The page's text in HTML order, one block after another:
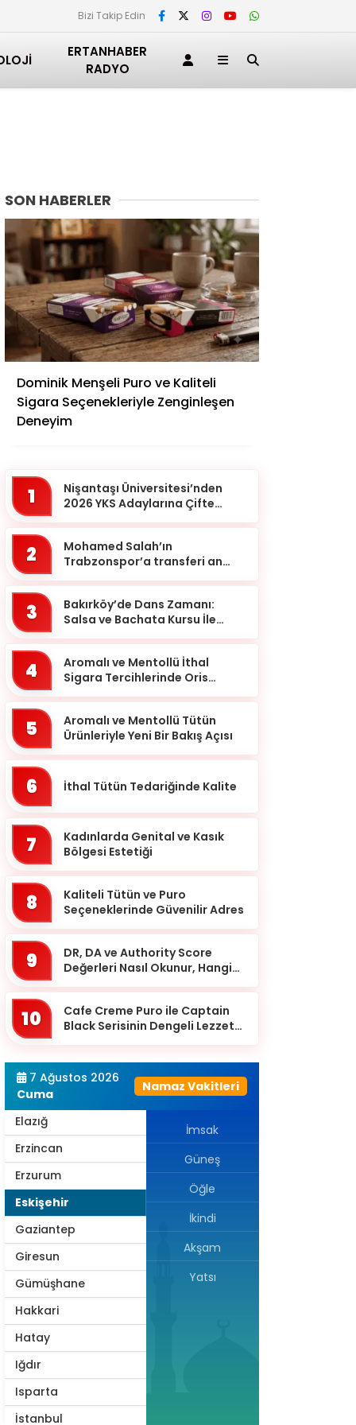
Bizi Takip Edin
ERTANHABER
RADYO
SON HABERLER
Dominik Menşeli Puro ve Kaliteli
Sigara Seçenekleriyle Zenginleşen
Deneyim
1
Nişantaşı Üniversitesi’nden
2026 YKS Adaylarına Çifte
2
Mohamed Salah’ın
Trabzonspor’a transferi an
3
Bakırköy’de Dans Zamanı:
Salsa ve Bachata Kursu İle
4
Aromalı ve Mentollü İthal
Sigara Tercihlerinde Oris
5
Aromalı ve Mentollü Tütün
Ürünleriyle Yeni Bir Bakış Açısı
6 İthal Tütün Tedariğinde Kalite
7
Kadınlarda Genital ve Kasık
Bölgesi Estetiği
8
Kaliteli Tütün ve Puro
Seçeneklerinde Güvenilir Adres
9
DR, DA ve Authority Score
Değerleri Nasıl Okunur, Hangi
10
Cafe Creme Puro ile Captain
Black Serisinin Dengeli Lezzet
7 Ağustos 2026
Cuma
Namaz Vakitleri
Adana
Adıyaman
Afyonkarahisar
Aksaray
Amasya
Ankara
Antalya
Ardahan
Artvin
Aydın
Balıkesir
Bartın
Batman
Bayburt
Bilecik
Bingöl
Bitlis
Bolu
Burdur
Bursa
Çanakkale
Çankırı
Denizli
Diyarbakır
Düzce
Edirne
Elazığ
Erzincan
Erzurum
Eskişehir
Gaziantep
Giresun
Gümüşhane
Hakkari
Hatay
Iğdır
Isparta
İstanbul
İmsak
Güneş
Öğle
İkindi
Akşam
Yatsı